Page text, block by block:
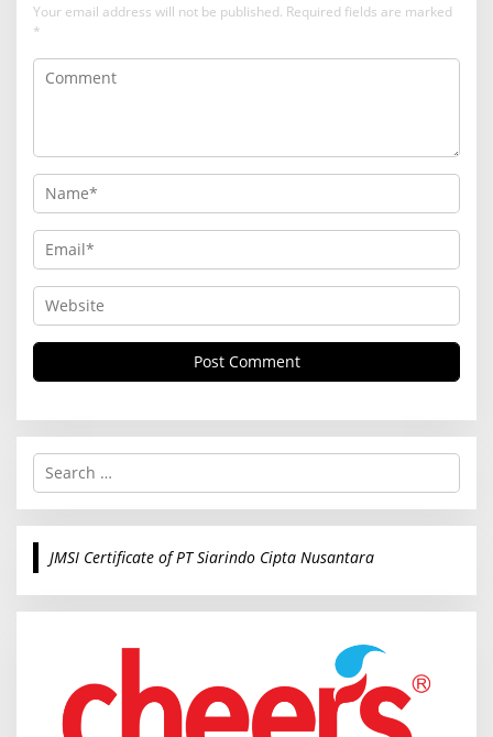
Your email address will not be published. Required fields are marked
*
S
r
c
o
JMSI Certificate of PT Siarindo Cipta Nusantara